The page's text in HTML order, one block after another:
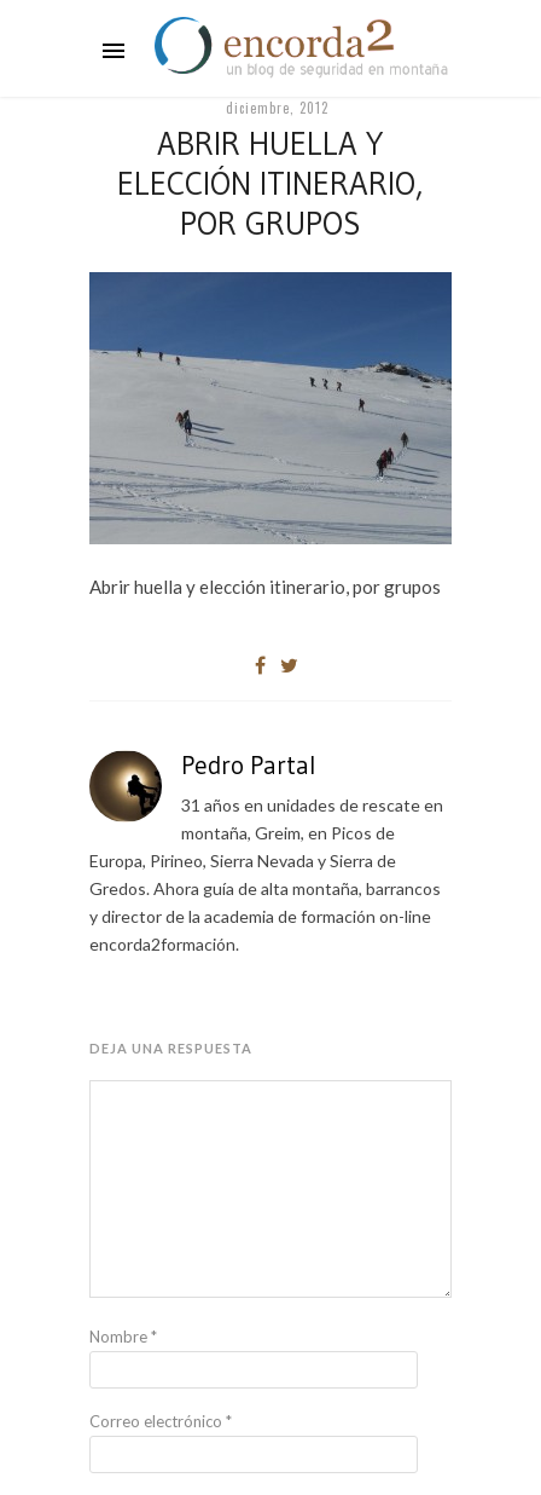
diciembre, 2012
ABRIR HUELLA Y
ELECCIÓN ITINERARIO,
POR GRUPOS
Abrir huella y elección itinerario, por grupos
Pedro Partal
31 años en unidades de rescate en
montaña, Greim, en Picos de
Europa, Pirineo, Sierra Nevada y Sierra de
Gredos. Ahora guía de alta montaña, barrancos
y director de la academia de formación on-line
encorda2formación.
DEJA UNA RESPUESTA
Nombre*
Correo electrónico *